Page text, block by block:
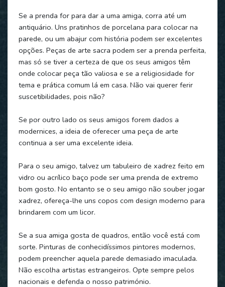
Se a prenda for para dar a uma amiga, corra até um
antiquário. Uns pratinhos de porcelana para colocar na
parede, ou um abajur com história podem ser excelentes
opções. Peças de arte sacra podem ser a prenda perfeita,
mas só se tiver a certeza de que os seus amigos têm
onde colocar peça tão valiosa e se a religiosidade for
tema e prática comum lá em casa. Não vai querer ferir
suscetibilidades, pois não?
Se por outro lado os seus amigos forem dados a
modernices, a ideia de oferecer uma peça de arte
continua a ser uma excelente ideia.
Para o seu amigo, talvez um tabuleiro de xadrez feito em
vidro ou acrílico baço pode ser uma prenda de extremo
bom gosto. No entanto se o seu amigo não souber jogar
xadrez, ofereça-lhe uns copos com design moderno para
brindarem com um licor.
Se a sua amiga gosta de quadros, então você está com
sorte. Pinturas de conhecidíssimos pintores modernos,
podem preencher aquela parede demasiado imaculada.
Não escolha artistas estrangeiros. Opte sempre pelos
nacionais e defenda o nosso património.